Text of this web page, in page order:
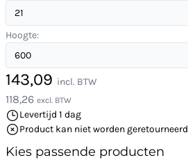
Hoogte:
143,09 incl. BTW
118,26 excl. BTW
Levertijd 1 dag
Product kan niet worden geretourneerd
Kies passende producten